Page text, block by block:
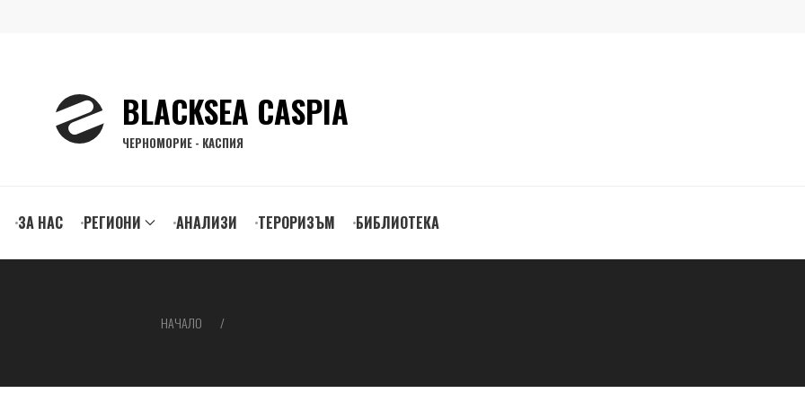
BLACKSEA CASPIA
ЧЕРНОМОРИЕ - КАСПИЯ
ЗА НАС РЕГИОНИ АНАЛИЗИ ТЕРОРИЗЪМ БИБЛИОТЕКА
НАЧАЛО